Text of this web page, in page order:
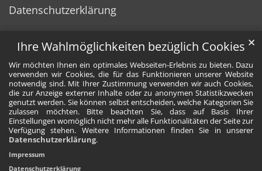
Ihre Wahlmöglichkeiten bezüglich Cookies
Wir möchten Ihnen ein optimales Webseiten-Erlebnis zu bieten. Dazu
verwenden wir Cookies, die für das Funktionieren unserer Website
notwendig sind. Mit Ihrer Zustimmung verwenden wir auch Cookies,
die zur Anzeige externer Inhalte oder zu anonymen Statistikzwecken
genutzt werden. Sie können selbst entscheiden, welche Kategorien Sie
zulassen möchten. Bitte beachten Sie, dass auf Basis Ihrer
Einstellungen womöglich nicht mehr alle Funktionalitäten der Seite zur
Verfügung stehen. Weitere Informationen finden Sie in unserer
Datenschutzerklärung.
✕
Impressum
Datenschutzerklärung
Datenschutzerklärung